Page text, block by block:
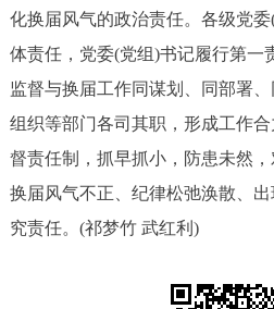
ESPAÑOL العربية
ITALIANO
化换届风气的政治责任。各级党
体责任，党委(党组)书记履行第一
监督与换届工作同谋划、同部署
组织等部门各司其职，形成工作
督责任制，抓早抓小，防患未然
换届风气不正、纪律松弛涣散、
究责任。(祁梦竹 武红利)